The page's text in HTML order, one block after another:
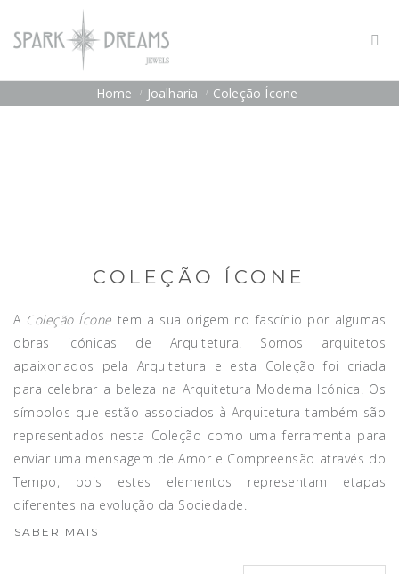
Home Joalharia Coleção Ícone
COLEÇÃO ÍCONE
A Coleção Ícone tem a sua origem no fascínio por algumas
obras icónicas de Arquitetura. Somos arquitetos
apaixonados pela Arquitetura e esta Coleção foi criada
para celebrar a beleza na Arquitetura Moderna Icónica. Os
símbolos que estão associados à Arquitetura também são
representados nesta Coleção como uma ferramenta para
enviar uma mensagem de Amor e Compreensão através do
Tempo, pois estes elementos representam etapas
diferentes na evolução da Sociedade.
SABER MAIS